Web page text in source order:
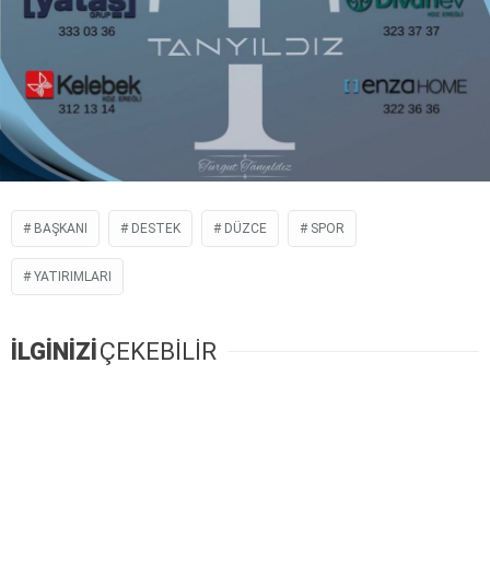
BAŞKANI DESTEK DÜZCE SPOR
YATIRIMLARI
İLGİNİZİ ÇEKEBİLİR